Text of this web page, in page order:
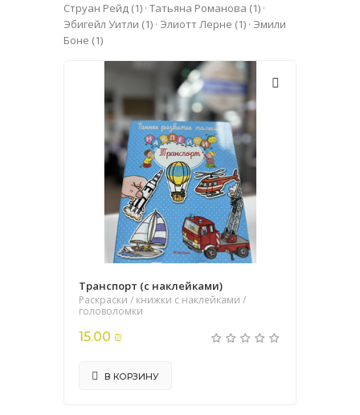
Струан Рейд (1) · Татьяна Романова (1) ·
Эбигейл Уитли (1) · Элиотт Лерне (1) · Эмили
Боне (1)
Транспорт (с наклейками)
Раскраски / книжки с наклейками /
головоломки
15.00 ₪
В КОРЗИНУ